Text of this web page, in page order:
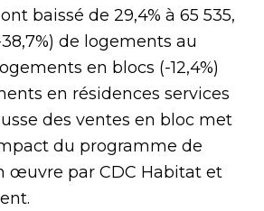
baissé de 29,4% à 65 535,
de logements au
en blocs (-12,4%)
en résidences services
des ventes en bloc met
du programme de
œuvre par CDC Habitat et